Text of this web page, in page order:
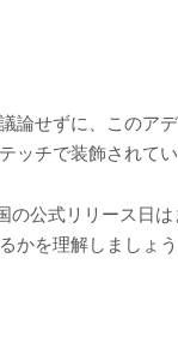
論せずに、このア
ッチで装飾されてい
公式リリース日
かを理解しまし